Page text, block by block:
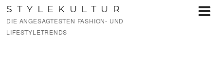
Zum
Inhalt
springen
STYLEKULTUR
DIE ANGESAGTESTEN FASHION- UND
LIFESTYLETRENDS